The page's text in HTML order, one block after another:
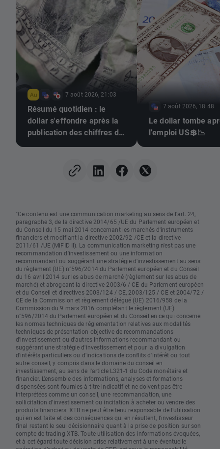
7 août 2026, 21:03
Résumé quotidien : le
dollar s'effondre après la
publication des chiffres de
7 août 2026, 18:48
Le dollar tombe
l'emploi US💲📉
"Ce contenu est une communication marketing au sens de l'art. 24,
paragraphe 3, de la directive 2014/65 /UE du Parlement européen et
du Conseil du 15 mai 2014 concernant les marchés d'instruments
financiers et modifiant la directive 2002/92 /CE et la directive
2011/61 /UE (MiFID II). La communication marketing n'est pas une
recommandation d'investissement ou une information
recommandant ou suggérant une stratégie d'investissement au sens
du règlement (UE) n°596/2014 du Parlement européen et du Conseil
du 16 avril 2014 sur les abus de marché (règlement sur les abus de
marché) et abrogeant la directive 2003/6 / CE du Parlement européen
et du Conseil et directives 2003/124 / CE, 2003/125 / CE et 2004/72 /
CE de la Commission et règlement délégué (UE) 2016/958 de la
Commission du 9 mars 2016 complétant le règlement (UE)
n°596/2014 du Parlement européen et du Conseil en ce qui concerne
les normes techniques de réglementation relatives aux modalités
techniques de présentation objective de recommandations
d'investissement ou d'autres informations recommandant ou
suggérant une stratégie d'investissement et pour la divulgation
d'intérêts particuliers ou d'indications de conflits d'intérêt ou tout
autre conseil, y compris dans le domaine du conseil en
investissement, au sens de l'article L321-1 du Code monétaire et
financier. L’ensemble des informations, analyses et formations
dispensées sont fournies à titre indicatif et ne doivent pas être
interprétées comme un conseil, une recommandation, une
sollicitation d’investissement ou incitation à acheter ou vendre des
produits financiers. XTB ne peut être tenu responsable de l’utilisation
qui en est faite et des conséquences qui en résultent, l’investisseur
final restant le seul décisionnaire quant à la prise de position sur son
compte de trading XTB. Toute utilisation des informations évoquées,
et à cet égard toute décision prise relativement à une éventuelle